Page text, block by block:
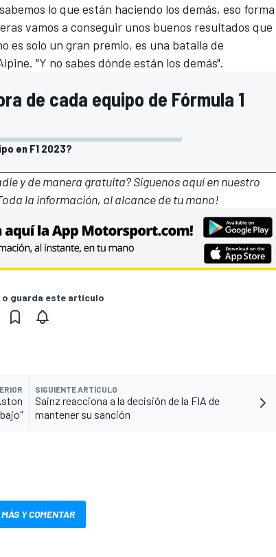
lo que están haciendo los demás, eso forma
vamos a conseguir unos buenos resultados que
es solo un gran premio, es una batalla de
"Y no sabes dónde están los demás".
de cada equipo de Fórmula 1
en F1 2023?
y de manera gratuita? Síguenosaquí en nuestro
la información, al alcance de tu mano!
o guarda este artículo
SIGUIENTE ARTÍCULO
Sainz reacciona a la decisión de la FIA de
mantener su sanción
MÁS Y COMENTAR